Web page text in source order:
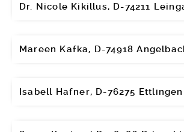
Dr. Nicole Kikillus, D-74211
Mareen Kafka, D-74918
Isabell Hafner, D-76275 Ettlingen